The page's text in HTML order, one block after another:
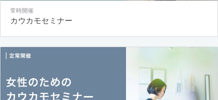
常時開催
カウカモセミナー